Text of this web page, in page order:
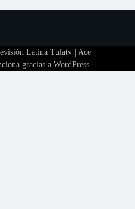
Latina Tulatv| Ace
gracias a WordPress.